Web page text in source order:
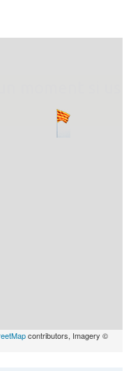
moment si us
contributors, Imagery ©